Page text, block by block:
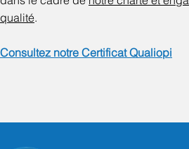
qualité.
Consultez notre Certificat Qualiopi